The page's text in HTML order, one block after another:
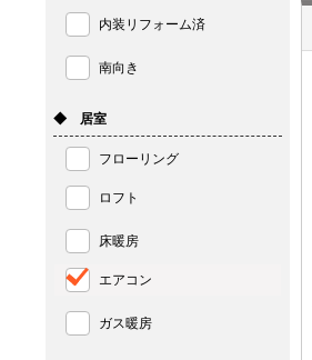
内装リフォーム済
南向き
◆ 居室
フローリング
ロフト
床暖房
エアコン
ガス暖房